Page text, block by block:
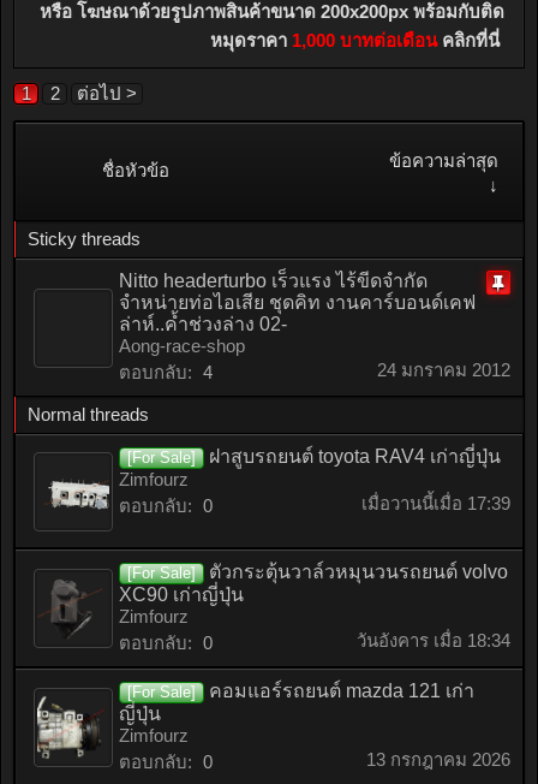
หรือ โฆษณาด้วยรูปภาพสินค้าขนาด 200x200px พร้อมกับติด
หมุดราคา 1,000 บาทต่อเดือนคลิกที่นี่
1 2 ต่อไป >
ชื่อหัวข้อ
ข้อความล่าสุด
↓
Sticky threads
Nitto headerturbo เร็วแรง ไร้ขีดจำกัด
จำหน่ายท่อไอเสีย ชุดคิท งานคาร์บอนด์เคฟ
ล่าห์..ค้ำช่วงล่าง 02-
Aong-race-shop
ตอบกลับ: 4 24 มกราคม 2012
Normal threads
[For Sale]
ฝาสูบรถยนต์ toyota RAV4 เก่าญี่ปุ่น
Zimfourz
ตอบกลับ: 0 เมื่อวานนี้เมื่อ 17:39
[For Sale]
ตัวกระตุ้นวาล์วหมุนวนรถยนต์ volvo
XC90 เก่าญี่ปุ่น
Zimfourz
ตอบกลับ: 0 วันอังคาร เมื่อ 18:34
[For Sale]
คอมแอร์รถยนต์ mazda 121 เก่า
ญี่ปุ่น
Zimfourz
ตอบกลับ: 0 13 กรกฎาคม 2026